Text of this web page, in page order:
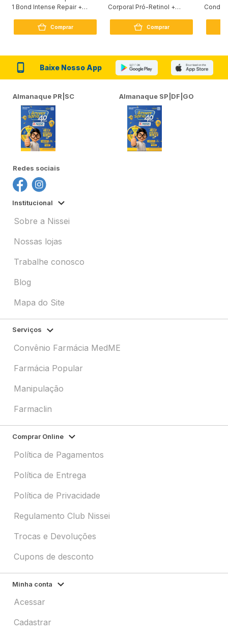
1 Bond Intense Repair +
Comprar
Corporal Pró-Retinol +
Comprar
Baixe Nosso App
Almanaque PR|SC Almanaque SP|DF|GO
Redes sociais
Institucional
Sobre a Nissei
Nossas lojas
Trabalhe conosco
Blog
Mapa do Site
Serviços
Convênio Farmácia MedME
Farmácia Popular
Manipulação
Farmaclin
Comprar Online
Política de Pagamentos
Política de Entrega
Política de Privacidade
Regulamento Club Nissei
Trocas e Devoluções
Cupons de desconto
Minha conta
Acessar
Cadastrar